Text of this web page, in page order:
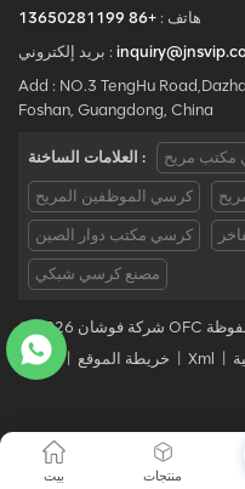
هاتف : +86 13650281199
بريد إلكتروني :
Add : NO.3 TengHu
Foshan, Guangdong, China
العلامات الساخنة : مريح
كرسي الموظفين المريح
كرسي مكتب دوار الصين
مصنع كرسي شبكي
مدونة | خريطة الموقع Xml
بيت منتجات